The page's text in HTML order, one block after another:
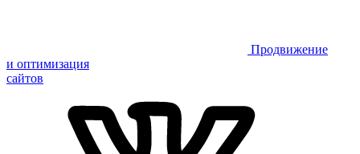
Продвижение
и оптимизация
сайтов